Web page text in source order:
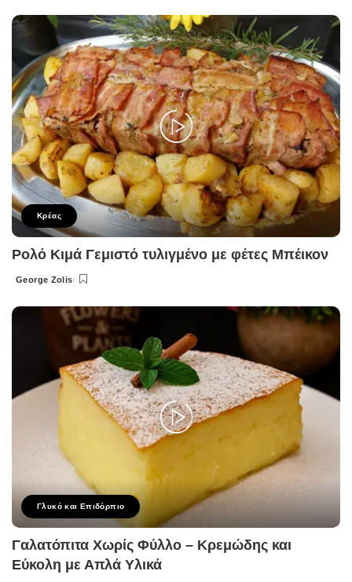
Κρέας
Ρολό Κιμά Γεμιστό τυλιγμένο με φέτες Μπέικον
Posted
George Zolis
Γλυκό και Επιδόρπιο
Γαλατόπιτα Χωρίς Φύλλο – Κρεμώδης και
Εύκολη με Απλά Υλικά